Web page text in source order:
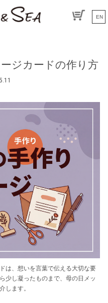
EN
ジカードの作り方
は、想いを言葉で伝える大切な要
少し凝ったものまで、母の日メッ
します。